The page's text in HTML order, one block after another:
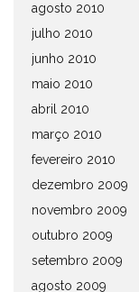
agosto 2010
julho 2010
junho 2010
maio 2010
abril 2010
março 2010
fevereiro 2010
dezembro 2009
novembro 2009
outubro 2009
setembro 2009
agosto 2009